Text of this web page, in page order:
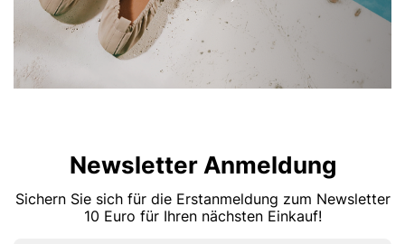
Newsletter Anmeldung
Sichern Sie sich für die Erstanmeldung zum Newsletter
10 Euro für Ihren nächsten Einkauf!